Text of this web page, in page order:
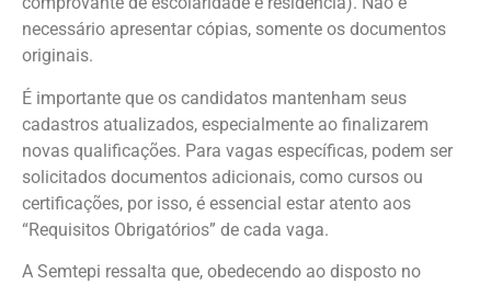
necessário apresentar cópias, somente os documentos
originais.
É importante que os candidatos mantenham seus
cadastros atualizados, especialmente ao finalizarem
novas qualificações. Para vagas específicas, podem ser
solicitados documentos adicionais, como cursos ou
certificações, por isso, é essencial estar atento aos
“Requisitos Obrigatórios” de cada vaga.
A Semtepi ressalta que, obedecendo ao disposto no